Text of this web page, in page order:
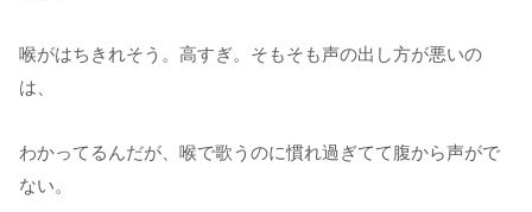
喉がはちきれそう。高すぎ。そもそも声の出し方が悪いの
は、
わかってるんだが、喉で歌うのに慣れ過ぎてて腹から声がで
ない。